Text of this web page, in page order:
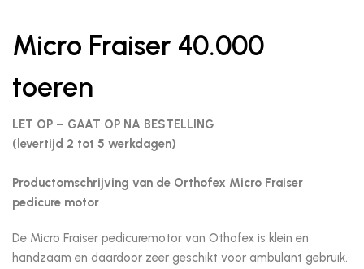
Micro Fraiser 40.000
toeren
LET OP – GAAT OP NA BESTELLING
(levertijd 2 tot 5 werkdagen)
Productomschrijving van de Orthofex Micro Fraiser
pedicure motor
De Micro Fraiser pedicuremotor van Othofex is klein en
handzaam en daardoor zeer geschikt voor ambulant gebruik.